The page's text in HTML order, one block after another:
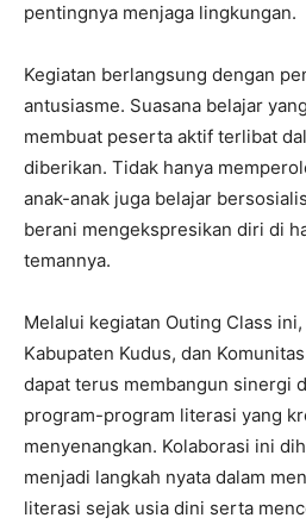
pentingnya menjaga lingkungan.
Kegiatan berlangsung dengan
antusiasme. Suasana belajar
membuat peserta aktif terlibat
diberikan. Tidak hanya
anak-anak juga belajar
berani mengekspresikan diri di
temannya.
Melalui kegiatan Outing Class ini,
Kabupaten Kudus, dan
dapat terus membangun sinergi
program-program literasi yang
menyenangkan. Kolaborasi ini
menjadi langkah nyata dalam
literasi sejak usia dini serta